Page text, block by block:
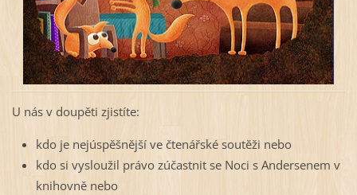
U nás v doupěti zjistíte:
kdo je nejúspěšnější ve čtenářské soutěži nebo
kdo si vysloužil právo zúčastnit se Noci s Andersenem v
knihovně nebo